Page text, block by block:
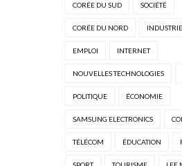
CORÉE DU SUD SOCIÉTÉ
CORÉE DU NORD INDUSTRIE
EMPLOI INTERNET
NOUVELLES TECHNOLOGIES
POLITIQUE ÉCONOMIE
SAMSUNG ELECTRONICS
TÉLÉCOM ÉDUCATION